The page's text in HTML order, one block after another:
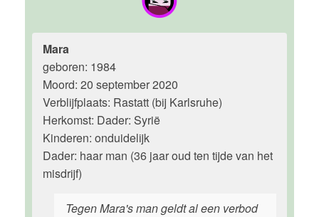
Mara
geboren: 1984
Moord: 20 september 2020
Verblijfplaats: Rastatt (bij Karlsruhe)
Herkomst: Dader: Syrië
Kinderen: onduidelijk
Dader: haar man (36 jaar oud ten tijde van het
misdrijf)
Tegen Mara's man geldt al een verbod